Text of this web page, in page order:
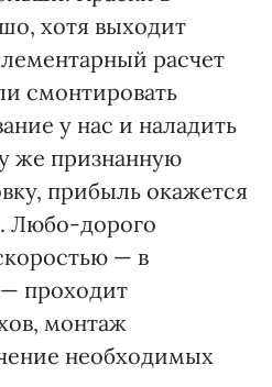
хотя выходит
расчет
смонтировать
у нас и наладить
же признанную
прибыль окажется
Любо-дорого
— в
проходит
монтаж
необходимых